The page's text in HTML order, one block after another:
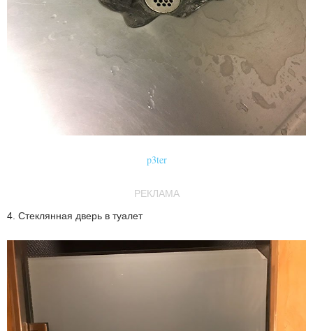
p3ter
РЕКЛАМА
4. Стеклянная дверь в туалет